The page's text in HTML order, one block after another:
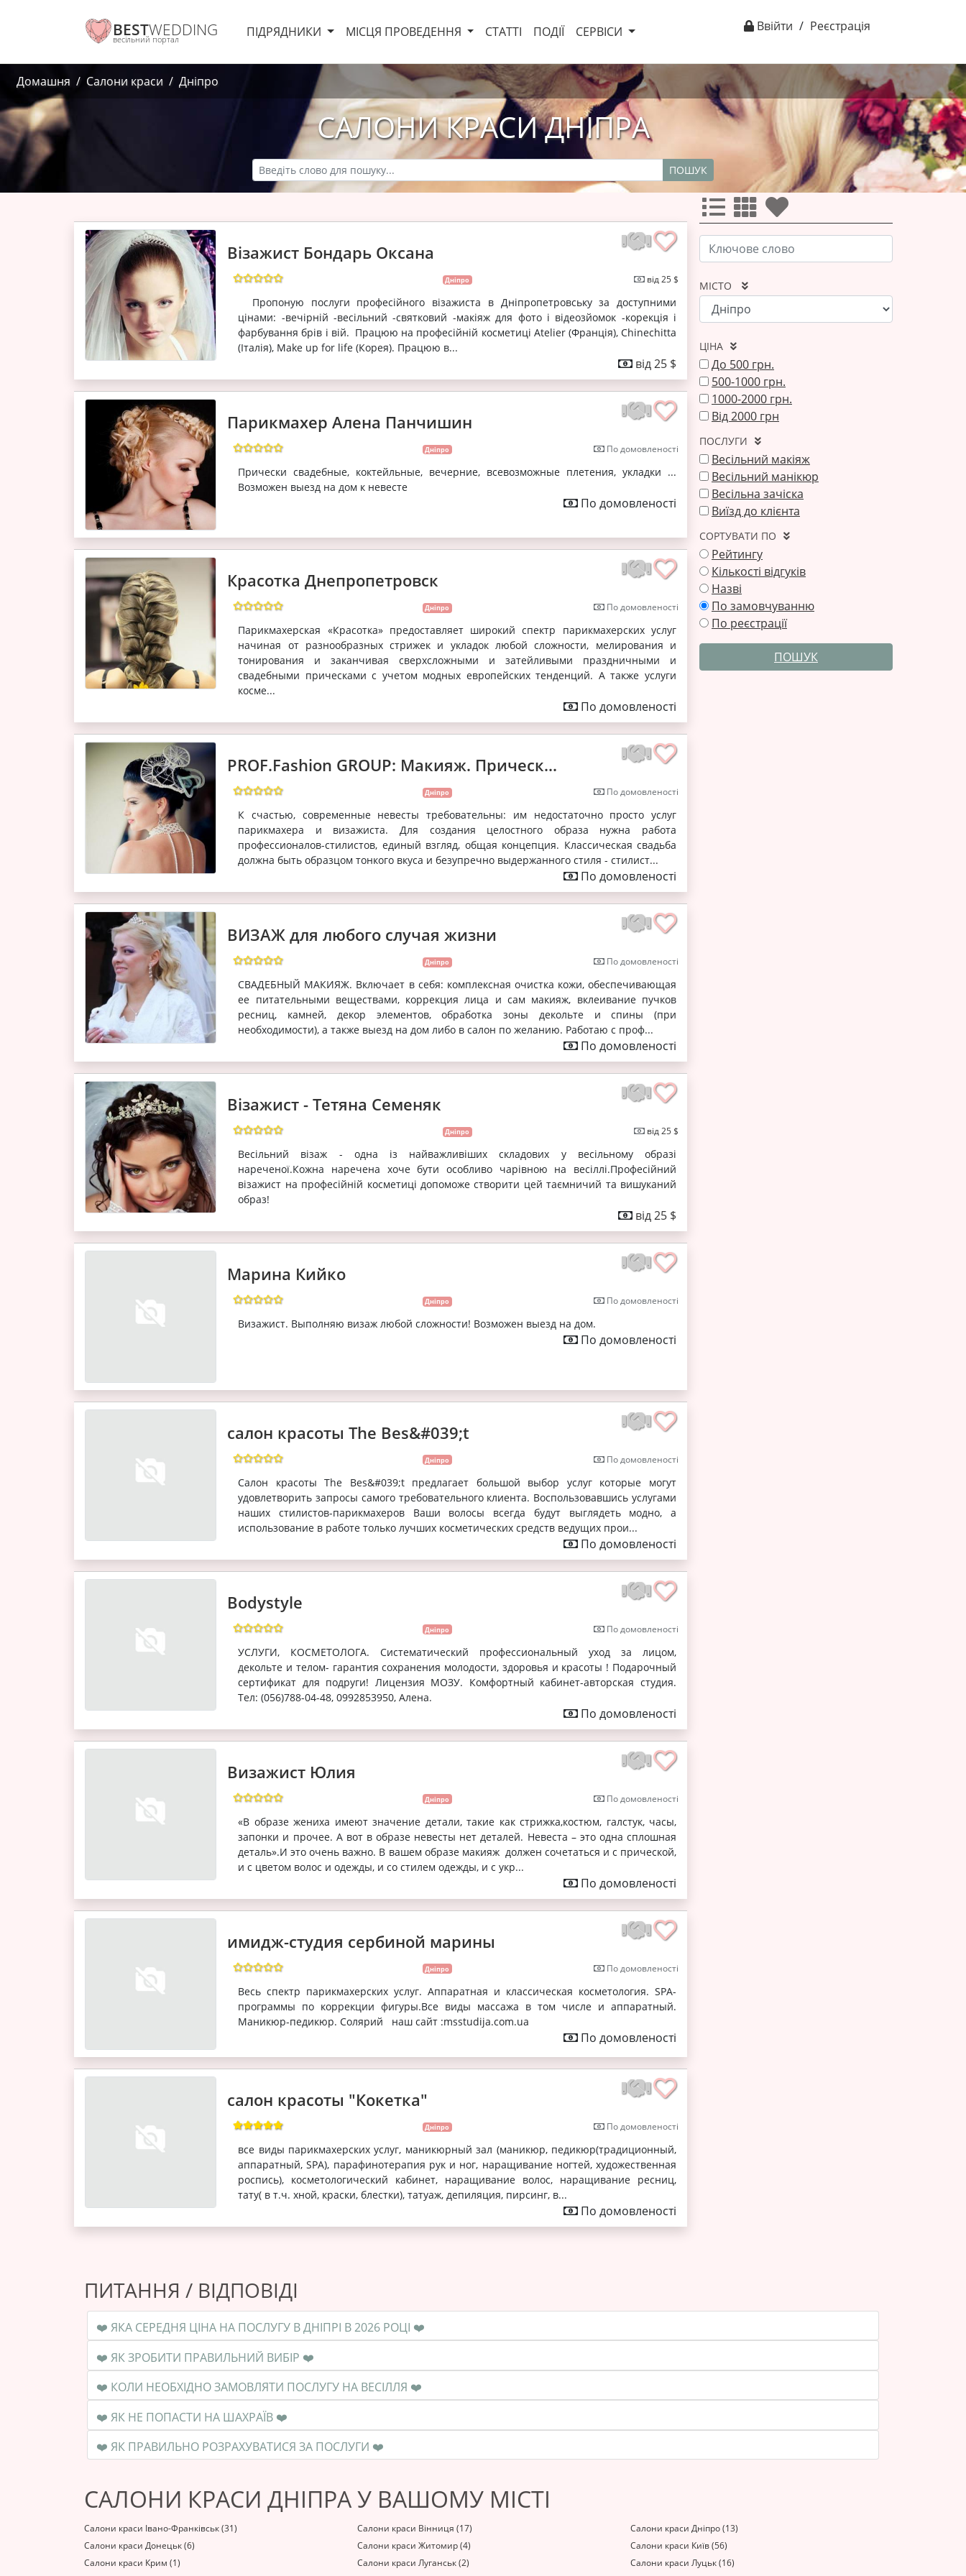
BESTWEDDING
весільний портал ПІДРЯДНИКИ МІСЦЯ ПРОВЕДЕННЯ СТАТТІ ПОДІЇ СЕРВІСИ Ввійти / Реєстрація
Домашня Салони краси Дніпро
САЛОНИ КРАСИ ДНІПРА
ПОШУК
МІСТО
ЦІНА
До 500 грн.
500-1000 грн.
1000-2000 грн.
Від 2000 грн
ПОСЛУГИ
Весільний макіяж
Весільний манікюр
Весільна зачіска
Виїзд до клієнта
СОРТУВАТИ ПО
Рейтингу
Кількості відгуків
Назві
По замовчуванню
По реєстрації
ПОШУК
Візажист Бондарь Оксана
Дніпро від 25 $
Пропоную послуги професійного візажиста в Дніпропетровську за доступними
цінами: -вечірній -весільний -святковий -макіяж для фото і відеозйомок -корекція і
фарбування брів і вій. Працюю на професійній косметиці Atelier (Франція), Chinechitta
(Італія), Make up for life (Корея). Працюю в...
від 25 $
Парикмахер Алена Панчишин
Дніпро По домовленості
Прически свадебные, коктейльные, вечерние, всевозможные плетения, укладки ...
Возможен выезд на дом к невесте
По домовленості
Красотка Днепропетровск
Дніпро По домовленості
Парикмахерская «Красотка» предоставляет широкий спектр парикмахерских услуг
начиная от разнообразных стрижек и укладок любой сложности, мелирования и
тонирования и заканчивая сверхсложными и затейливыми праздничными и
свадебными прическами с учетом модных европейских тенденций. А также услуги
косме...
По домовленості
PROF.Fashion GROUP: Макияж. Прическ...
Дніпро По домовленості
К счастью, современные невесты требовательны: им недостаточно просто услуг
парикмахера и визажиста. Для создания целостного образа нужна работа
профессионалов-стилистов, единый взгляд, общая концепция. Классическая свадьба
должна быть образцом тонкого вкуса и безупречно выдержанного стиля - стилист...
По домовленості
ВИЗАЖ для любого случая жизни
Дніпро По домовленості
СВАДЕБНЫЙ МАКИЯЖ. Включает в себя: комплексная очистка кожи, обеспечивающая
ее питательными веществами, коррекция лица и сам макияж, вклеивание пучков
ресниц, камней, декор элементов, обработка зоны декольте и спины (при
необходимости), а также выезд на дом либо в салон по желанию. Работаю с проф...
По домовленості
Візажист - Тетяна Семеняк
Дніпро від 25 $
Весільний візаж - одна із найважливіших складових у весільному образі
нареченої.Кожна наречена хоче бути особливо чарівною на весіллі.Професійний
візажист на професійній косметиці допоможе створити цей таємничий та вишуканий
образ!
від 25 $
Марина Кийко
Дніпро По домовленості
Визажист. Выполняю визаж любой сложности! Возможен выезд на дом.
По домовленості
салон красоты The Bes&#039;t
Дніпро По домовленості
Салон красоты The Bes&#039;t предлагает большой выбор услуг которые могут
удовлетворить запросы самого требовательного клиента. Воспользовавшись услугами
наших стилистов-парикмахеров Ваши волосы всегда будут выглядеть модно, а
использование в работе только лучших косметических средств ведущих прои...
По домовленості
Bodystyle
Дніпро По домовленості
УСЛУГИ, КОСМЕТОЛОГА. Систематический профессиональный уход за лицом,
декольте и телом- гарантия сохранения молодости, здоровья и красоты ! Подарочный
сертификат для подруги! Лицензия МОЗУ. Комфортный кабинет-авторская студия.
Тел: (056)788-04-48, 0992853950, Алена.
По домовленості
Визажист Юлия
Дніпро По домовленості
«В образе жениха имеют значение детали, такие как стрижка,костюм, галстук, часы,
запонки и прочее. А вот в образе невесты нет деталей. Невеста – это одна сплошная
деталь».И это очень важно. В вашем образе макияж должен сочетаться и с прической,
и с цветом волос и одежды, и со стилем одежды, и с укр...
По домовленості
имидж-студия сербиной марины
Дніпро По домовленості
Весь спектр парикмахерских услуг. Аппаратная и классическая косметология. SPA-
программы по коррекции фигуры.Все виды массажа в том числе и аппаратный.
Маникюр-педикюр. Солярий наш сайт :msstudija.com.ua
По домовленості
салон красоты "Кокетка"
Дніпро По домовленості
все виды парикмахерских услуг, маникюрный зал (маникюр, педикюр(традиционный,
аппаратный, SPA), парафинотерапия рук и ног, наращивание ногтей, художественная
роспись), косметологический кабинет, наращивание волос, наращивание ресниц,
тату( в т.ч. хной, краски, блестки), татуаж, депиляция, пирсинг, в...
По домовленості
ПИТАННЯ / ВІДПОВІДІ
❤️ ЯКА СЕРЕДНЯ ЦІНА НА ПОСЛУГУ В ДНІПРІ В 2026 РОЦІ ❤️
❤️ ЯК ЗРОБИТИ ПРАВИЛЬНИЙ ВИБІР ❤️
❤️ КОЛИ НЕОБХІДНО ЗАМОВЛЯТИ ПОСЛУГУ НА ВЕСІЛЛЯ ❤️
❤️ ЯК НЕ ПОПАСТИ НА ШАХРАЇВ ❤️
❤️ ЯК ПРАВИЛЬНО РОЗРАХУВАТИСЯ ЗА ПОСЛУГИ ❤️
САЛОНИ КРАСИ ДНІПРА У ВАШОМУ МІСТІ
Салони краси Івано-Франківськ (31) Салони краси Вінниця (17)
Салони краси Дніпро (13)
Салони краси Донецьк (6)
Салони краси Житомир (4)
Салони краси Київ (56)
Салони краси Крим (1)
Салони краси Луганськ (2)
Салони краси Луцьк (16)